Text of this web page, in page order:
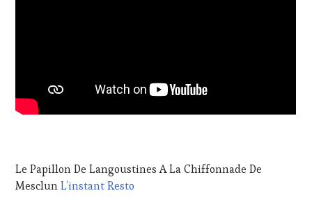
Le Papillon De Langoustines A La Chiffonnade De
MesclunL’instant Resto